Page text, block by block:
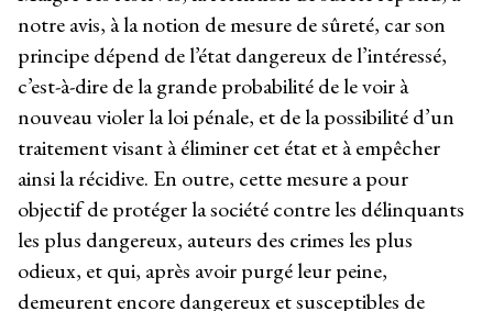
notre avis, à la notion de mesure de sûreté, car son
principe dépend de l’état dangereux de l’intéressé,
c’est-à-dire de la grande probabilité de le voir à
nouveau violer la loi pénale, et de la possibilité d’un
traitement visant à éliminer cet état et à empêcher
ainsi la récidive. En outre, cette mesure a pour
objectif de protéger la société contre les délinquants
les plus dangereux, auteurs des crimes les plus
odieux, et qui, après avoir purgé leur peine,
demeurent encore dangereux et susceptibles de